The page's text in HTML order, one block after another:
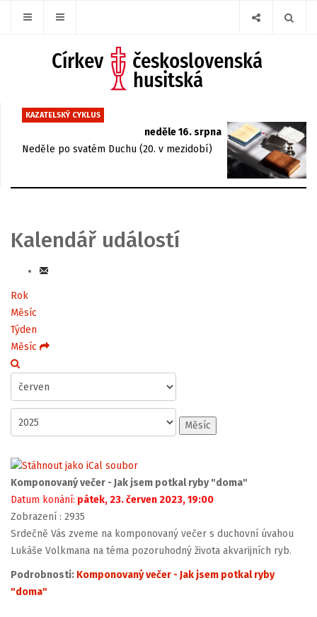
KAZATELSKÝ CYKLUS
neděle 16. srpna
Neděle po svatém Duchu (20. v mezidobí)
Kalendář událostí
Rok
Měsíc
Týden
Měsíc
Měsíc
Komponovaný večer - Jak jsem potkal ryby "doma"
Datum konání: pátek, 23. červen 2023, 19:00
Zobrazení : 2935
Srdečně Vás zveme na komponovaný večer s duchovní úvahou
Lukáše Volkmana na téma pozoruhodný života akvarijních ryb.
Podrobnosti: Komponovaný večer - Jak jsem potkal ryby
"doma"